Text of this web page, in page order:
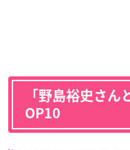
「野島裕史さん
OP10